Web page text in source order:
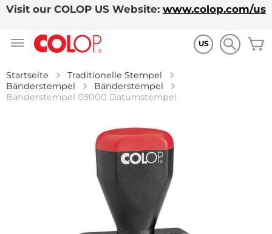
Visit our COLOP US Website: www.colop.com/us
US
Startseite
Traditionelle Stempel
Bänderstempel
Bänderstempel
Bänderstempel 05000 Datumstempel